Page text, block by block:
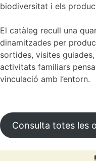
biodiversitat i els
El catàleg recull una
dinamitzades per
sortides, visites
activitats familiars
vinculació amb l’entorn.
Consulta totes les